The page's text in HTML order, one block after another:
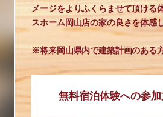
メージをよりふくらませて頂ける
スホーム岡山店の家の良さを体感
※将来岡山県内で建築計画のある
無料宿泊体験への参